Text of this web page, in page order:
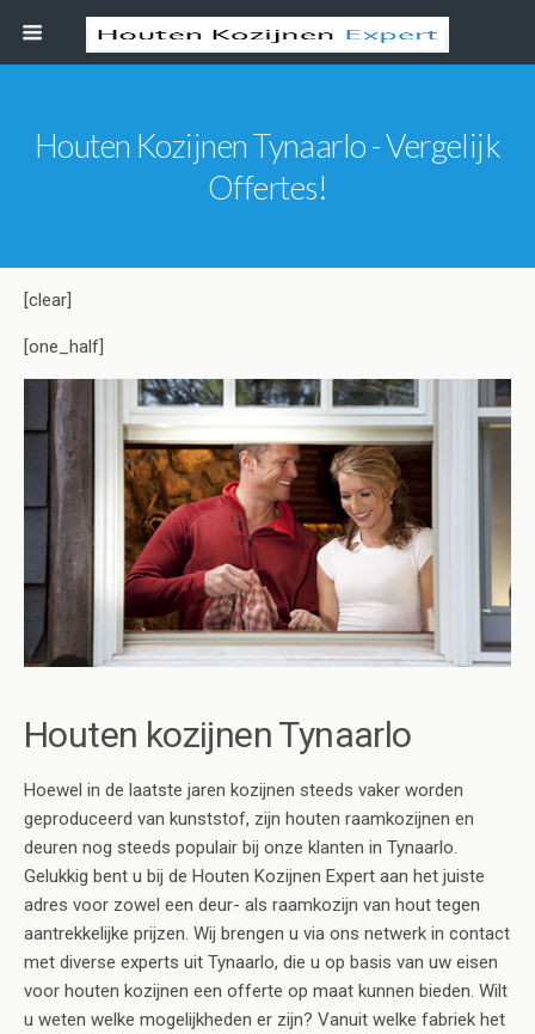
Houten Kozijnen Tynaarlo - Vergelijk
Offertes!
[clear]
[one_half]
Houten kozijnen Tynaarlo
Hoewel in de laatste jaren kozijnen steeds vaker worden
geproduceerd van kunststof, zijn houten raamkozijnen en
deuren nog steeds populair bij onze klanten in Tynaarlo.
Gelukkig bent u bij de Houten Kozijnen Expert aan het juiste
adres voor zowel een deur- als raamkozijn van hout tegen
aantrekkelijke prijzen. Wij brengen u via ons netwerk in contact
met diverse experts uit Tynaarlo, die u op basis van uw eisen
voor houten kozijnen een offerte op maat kunnen bieden. Wilt
u weten welke mogelijkheden er zijn? Vanuit welke fabriek het